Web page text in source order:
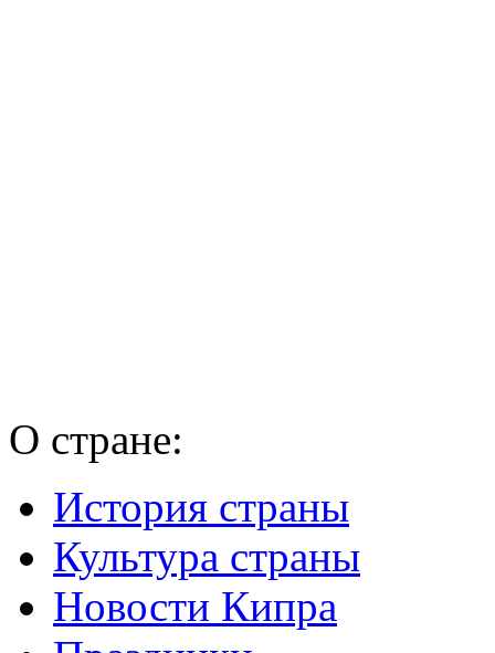
О стране:
История страны
Культура страны
Новости Кипра